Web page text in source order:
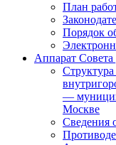
План
Порядок
Аппарат Совета
Структура
—
Москве
Сведения